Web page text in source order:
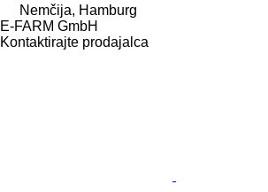
Nemčija, Hamburg
E-FARM GmbH
Kontaktirajte prodajalca